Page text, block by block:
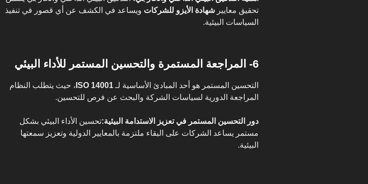
تحقيق معايير شهادة الأيزو للشركات ويساعد في الكشف عن أي قصور في تنفيذ
السياسات البيئية.
6- المراجعة المستمرة والتحسين المستمر للأداء البيئي
التحسين المستمر هو أحد المبادئ الأساسية لـISO 14001 ، حيث يتطلب النظام
المراجعة الدورية لسياسات الشركة والبحث عن فرص للتحسين.
دور التحسين المستمر في تعزيز الاستدامة البيئية:تحسين الأداء البيئي بشكل
مستمر يساعد الشركات على البقاء ملتزمة بالمعايير الدولية وتعزيز سمعتها
البيئية.